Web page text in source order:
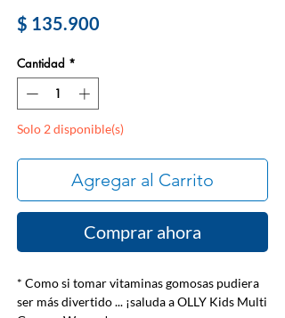
$ 135.900
Cantidad *
Solo 2 disponible(s)
Agregar al Carrito
Comprar ahora
* Como si tomar vitaminas gomosas pudiera
ser más divertido ... ¡saluda a OLLY Kids Multi